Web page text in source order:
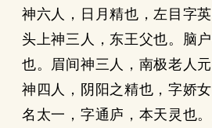
神六人，日月精也，左目字
头上神三人，东王父也。脑
也。眉间神三人，南极老人
神四人，阴阳之精也，字娇
名太一，字通庐，本天灵也